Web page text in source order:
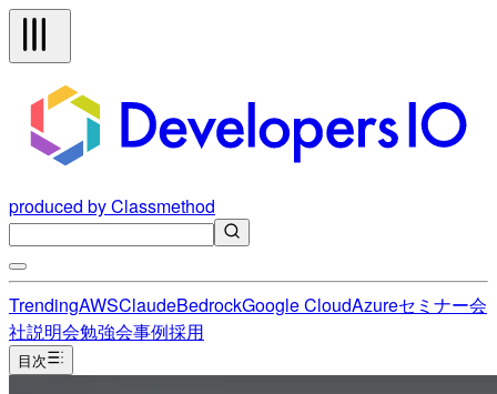
produced by Classmethod
TrendingAWSClaudeBedrockGoogle CloudAzureセミナー会
社説明会勉強会事例採用
目次